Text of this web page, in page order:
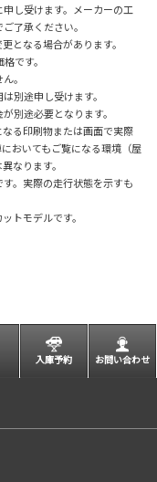
し受けます。メーカーの工
了承ください。
となる場合があります。
です。
。
別途申し受けます。
別途必要となります。
る印刷物または画面で実際
おいてもご覧になる環境（屋
なります。
。実際の走行状態を示すも
トモデルです。
入庫予約 お問い合わせ